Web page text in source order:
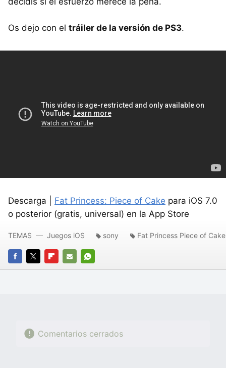
Os dejo con el tráiler de la versión de PS3.
Descarga | Fat Princess: Piece of Cake para iOS 7.0
o posterior (gratis, universal) en la App Store
FACEBOOK
TWITTERFLIPBOARD
E-
WHATSAPP
TEMAS Juegos iOS sony Fat Princess Piece of Cake
Comentarios cerrados